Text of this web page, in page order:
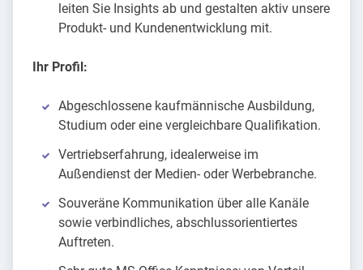
leiten Sie Insights ab und gestalten aktiv unsere
Produkt- und Kundenentwicklung mit.
Ihr Profil:
Abgeschlossene kaufmännische Ausbildung,
Studium oder eine vergleichbare Qualifikation.
Vertriebserfahrung, idealerweise im
Außendienst der Medien- oder Werbebranche.
Souveräne Kommunikation über alle Kanäle
sowie verbindliches, abschlussorientiertes
Auftreten.